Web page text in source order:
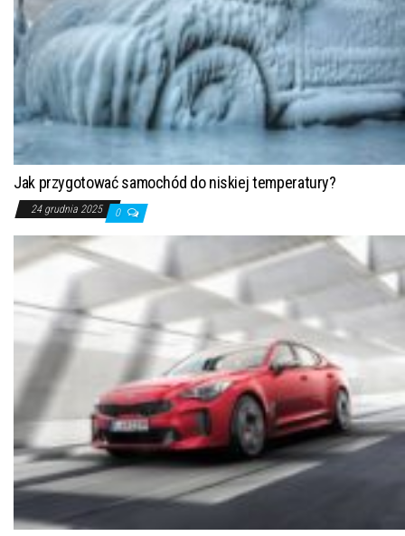
Jak przygotować samochód do niskiej temperatury?
24 grudnia 2025 0